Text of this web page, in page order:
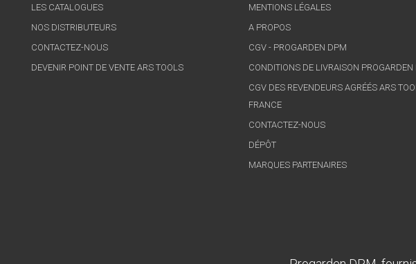
LES CATALOGUES
NOS DISTRIBUTEURS
CONTACTEZ-NOUS
DEVENIR POINT DE VENTE ARS TOOLS
MENTIONS LÉGALES
A PROPOS
CGV - PROGARDEN DPM
CONDITIONS DE LIVRAISON PROGARDEN
CGV DES REVENDEURS AGRÉÉS ARS
FRANCE
CONTACTEZ-NOUS
DÉPÔT
MARQUES PARTENAIRES